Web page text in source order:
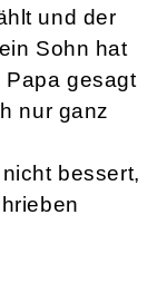
und der
Sohn hat
Papa gesagt
nur ganz
bessert,